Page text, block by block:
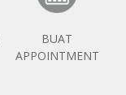
BUAT
APPOINTMENT